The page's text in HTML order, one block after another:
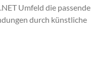
Umfeld die passende
durch künstliche